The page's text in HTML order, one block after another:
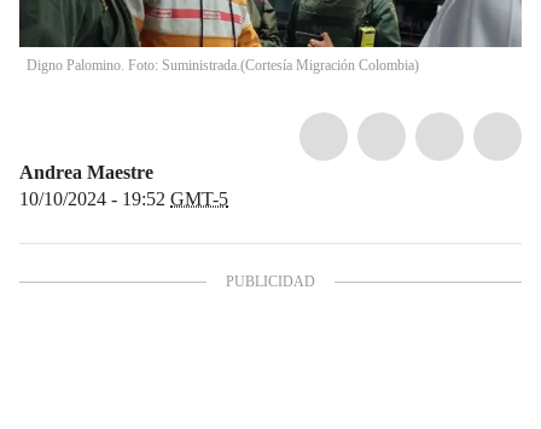
Digno Palomino. Foto: Suministrada.(Cortesía Migración Colombia)
Andrea Maestre
10/10/2024 - 19:52 GMT-5